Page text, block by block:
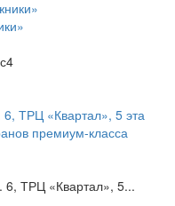
премиум-класса
6, ТРЦ «Квартал», 5...